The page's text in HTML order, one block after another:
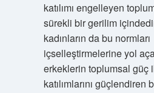
katılımı engelleyen
sürekli bir gerilim
kadınların da bu normları
içselleştirmelerine yol
erkeklerin toplumsal güç
katılımlarını güçlendiren